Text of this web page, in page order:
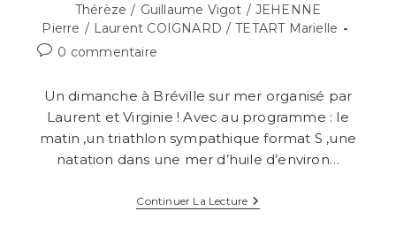
Thérèze / Guillaume Vigot / JEHENNE
Pierre / Laurent COIGNARD / TETART Marielle
Commentaires
publication :
0 commentaire
Un dimanche à Bréville sur mer organisé par
Laurent et Virginie ! Avec au programme : le
matin ,un triathlon sympathique format S ,une
natation dans une mer d’huile d’environ…
Continuer La LectureUn